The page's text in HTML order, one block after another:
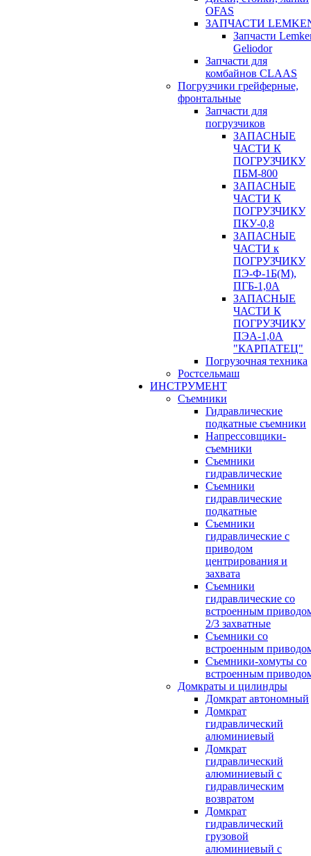
OFAS
ЗАПЧАСТИ
Запчасти
Geliodor
Запчасти для
комбайнов CLAAS
Погрузчики грейферные,
фронтальные
Запчасти для
погрузчиков
ЗАПАСНЫЕ
ЧАСТИ К
ПОГРУЗЧИКУ
ПБМ-800
ЗАПАСНЫЕ
ЧАСТИ К
ПОГРУЗЧИКУ
ПКУ-0,8
ЗАПАСНЫЕ
ЧАСТИ к
ПОГРУЗЧИКУ
ПЭ-Ф-1Б(М),
ПГБ-1,0А
ЗАПАСНЫЕ
ЧАСТИ К
ПОГРУЗЧИКУ
ПЭА-1,0А
"КАРПАТЕЦ"
Погрузочная техника
Ростсельмаш
ИНСТРУМЕНТ
Съемники
Гидравлические
подкатные съемники
Напрессовщики-
съемники
Съемники
гидравлические
Съемники
гидравлические
подкатные
Съемники
гидравлические с
приводом
центрирования и
захвата
Съемники
гидравлические со
встроенным
2/3 захватные
Съемники со
встроенным
Съемники-хомуты со
встроенным
Домкраты и цилиндры
Домкрат автономный
Домкрат
гидравлический
алюминиевый
Домкрат
гидравлический
алюминиевый с
гидравлическим
возвратом
Домкрат
гидравлический
грузовой
алюминиевый с